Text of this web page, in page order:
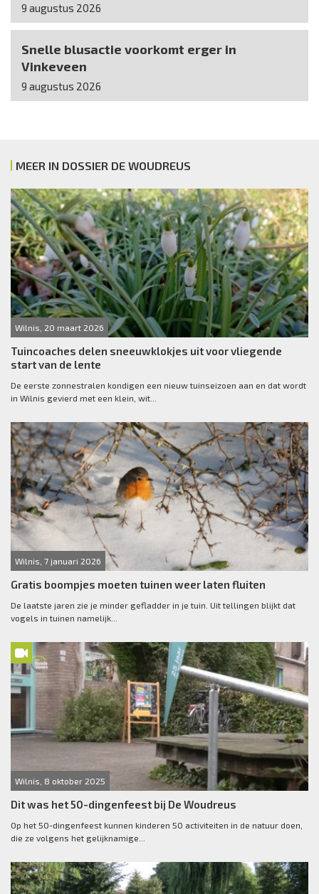
9 augustus 2026
Snelle blusactie voorkomt erger in
Vinkeveen
9 augustus 2026
MEER IN DOSSIER DE WOUDREUS
Wilnis, 20 maart 2026
Tuincoaches delen sneeuwklokjes uit voor vliegende
start van de lente
De eerste zonnestralen kondigen een nieuw tuinseizoen aan en dat wordt
in Wilnis gevierd met een klein, wit...
Wilnis, 7 januari 2026
Gratis boompjes moeten tuinen weer laten fluiten
De laatste jaren zie je minder gefladder in je tuin. Uit tellingen blijkt dat
vogels in tuinen namelijk...
Wilnis, 8 oktober 2025
Dit was het 50-dingenfeest bij De Woudreus
Op het 50-dingenfeest kunnen kinderen 50 activiteiten in de natuur doen,
die ze volgens het gelijknamige...